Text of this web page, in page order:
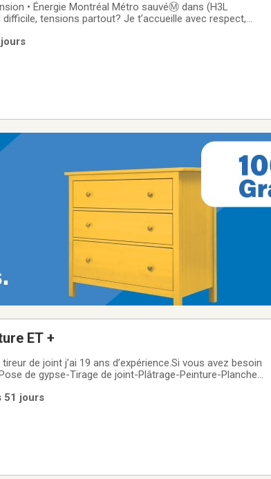
• Énergie Montréal Métro sauvéⓂ️ dans (H3L
tensions partout? Je t’accueille avec respect,
ET +
de joint j’ai 19 ans d’expérience.Si vous avez besoin
de gypse-Tirage de joint-Plâtrage-Peinture-Plancher-
51 jours